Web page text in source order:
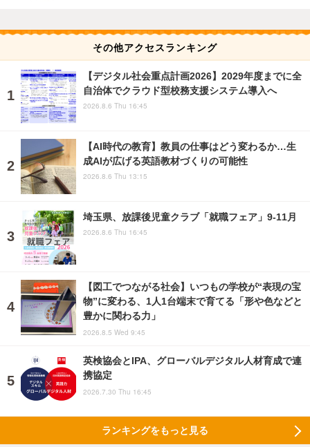
その他アクセスランキング
【デジタル社会重点計画2026】2029年度までに全
自治体でクラウド型校務支援システム導入へ
2026.8.6 Thu 16:45
【AI時代の教育】教員の仕事はどう変わるか…生
成AIが広げる英語教材づくりの可能性
2026.8.6 Thu 13:15
埼玉県、放課後児童クラブ「就職フェア」9-11月
2026.8.6 Thu 16:45
【図工でつながる社会】いつもの学校が“表現の宝
物”に変わる、1人1台端末で育てる「形や色などと
豊かに関わる力」
2026.8.5 Wed 9:45
英検協会とIPA、グローバルデジタル人材育成で連
携協定
2026.7.30 Thu 16:45
ランキングをもっと見る